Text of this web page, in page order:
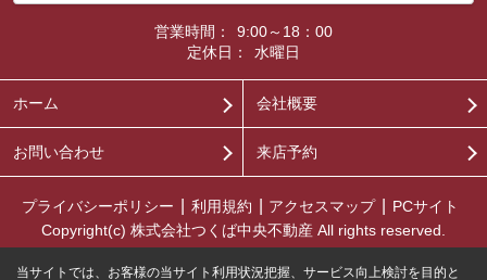
営業時間：
9:00～18：00
定休日：
水曜日
ホーム 会社概要
お問い合わせ 来店予約
プライバシーポリシー 利用規約 アクセスマップ
PCサイト
Copyright(c) 株式会社つくば中央不動産 All rights reserved.
当サイトでは、お客様の当サイト利用状況把握、サービス向上検討を目的と